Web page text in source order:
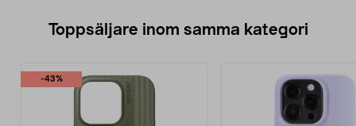
Toppsäljare inom samma kategori
-43%